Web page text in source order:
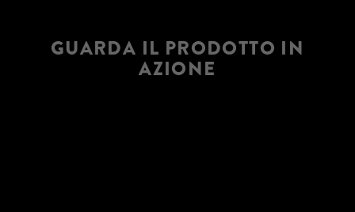
GUARDA IL PRODOTTO IN
AZIONE